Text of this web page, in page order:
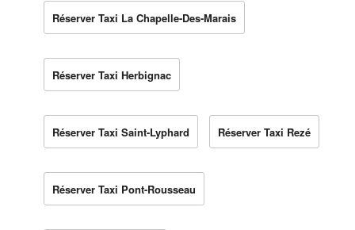
Réserver Taxi La Chapelle-Des-Marais
Réserver Taxi Herbignac
Réserver Taxi Saint-Lyphard Réserver Taxi Rezé
Réserver Taxi Pont-Rousseau